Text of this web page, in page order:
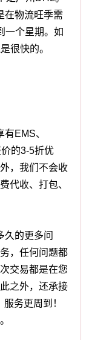
在物流旺季需
一个星期。如
很快的。
EMS、
的3-5折优
，我们不会收
代收、打包、
的更多问
，任何问题都
交易都是在您
之外，还承接
务更周到！